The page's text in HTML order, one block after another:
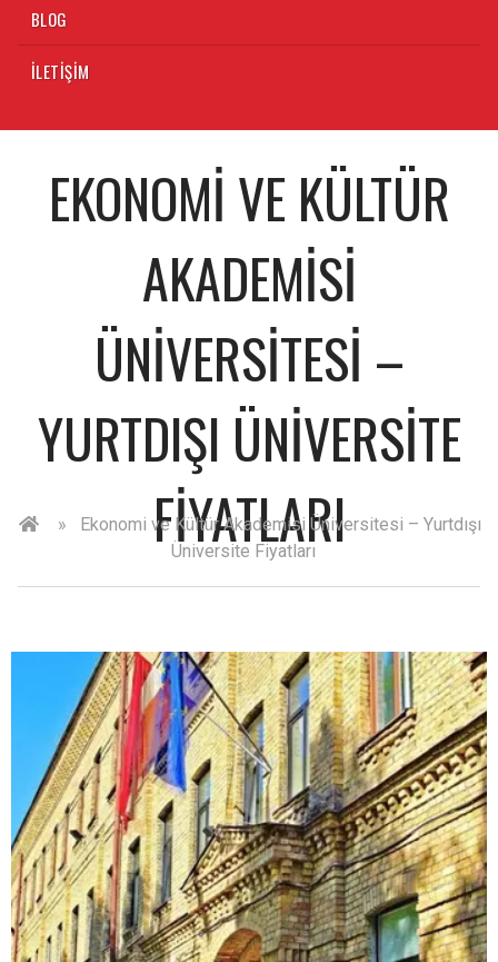
BLOG
İLETIŞIM
EKONOMI VE KÜLTÜR
AKADEMISI
ÜNIVERSITESI –
YURTDIŞI ÜNIVERSITE
FIYATLARI
»
Ekonomi ve Kültür Akademisi Üniversitesi – Yurtdışı
Üniversite Fiyatları